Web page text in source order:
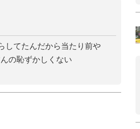
してたんだから当たり前や
の恥ずかしくない